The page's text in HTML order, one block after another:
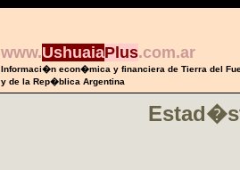
www.UshuaiaPlus.com.ar
Informaci�n econ�mica y financiera de Tierra del
y de la Rep�blica Argentina